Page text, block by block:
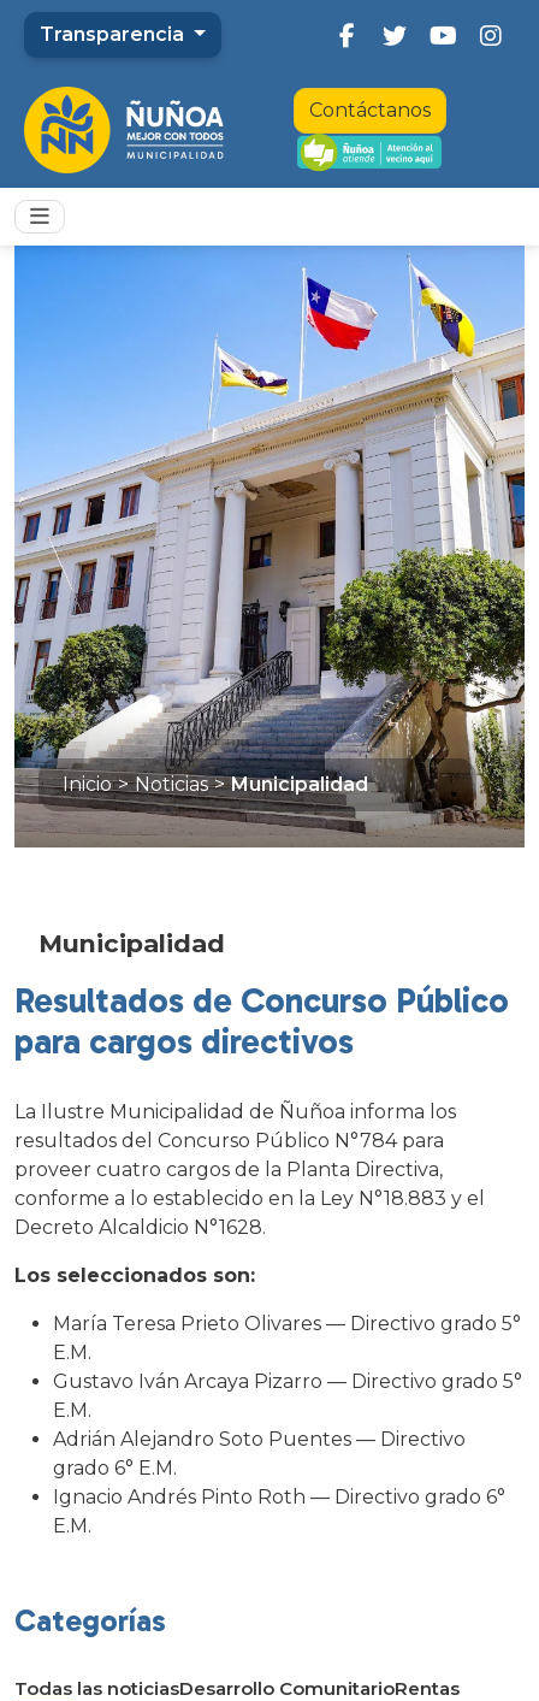
Transparencia
Contáctanos
Inicio > Noticias > Municipalidad
Municipalidad
Resultados de Concurso Público
para cargos directivos
La Ilustre Municipalidad de Ñuñoa informa los
resultados del Concurso Público N°784 para
proveer cuatro cargos de la Planta Directiva,
conforme a lo establecido en la Ley N°18.883 y el
Decreto Alcaldicio N°1628.
Los seleccionados son:
María Teresa Prieto Olivares — Directivo grado 5°
E.M.
Gustavo Iván Arcaya Pizarro — Directivo grado 5°
E.M.
Adrián Alejandro Soto Puentes — Directivo
grado 6° E.M.
Ignacio Andrés Pinto Roth — Directivo grado 6°
E.M.
Categorías
Todas las noticiasDesarrollo ComunitarioRentas